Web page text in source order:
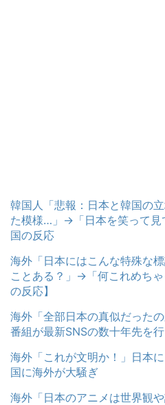
韓国人「悲報：日本と韓国の
た模様…」→「日本を笑って見
国の反応
海外「日本にはこんな特殊な
ことある？」→「何これめち
の反応】
海外「全部日本の真似だった
番組が最新SNSの数十年先を
海外「これが文明か！」日本
国に海外が大騒ぎ
海外「日本のアニメは世界観